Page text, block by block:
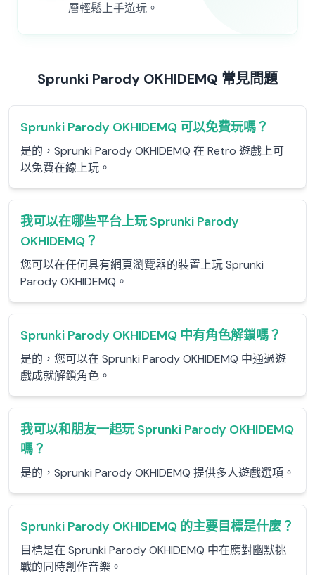
層輕鬆上手遊玩。
Sprunki Parody OKHIDEMQ 常見問題
Sprunki Parody OKHIDEMQ 可以免費玩嗎？
是的，Sprunki Parody OKHIDEMQ 在 Retro 遊戲上可
以免費在線上玩。
我可以在哪些平台上玩 Sprunki Parody
OKHIDEMQ？
您可以在任何具有網頁瀏覽器的裝置上玩 Sprunki
Parody OKHIDEMQ。
Sprunki Parody OKHIDEMQ 中有角色解鎖嗎？
是的，您可以在 Sprunki Parody OKHIDEMQ 中通過遊
戲成就解鎖角色。
我可以和朋友一起玩 Sprunki Parody OKHIDEMQ
嗎？
是的，Sprunki Parody OKHIDEMQ 提供多人遊戲選項。
Sprunki Parody OKHIDEMQ 的主要目標是什麼？
目標是在 Sprunki Parody OKHIDEMQ 中在應對幽默挑
戰的同時創作音樂。